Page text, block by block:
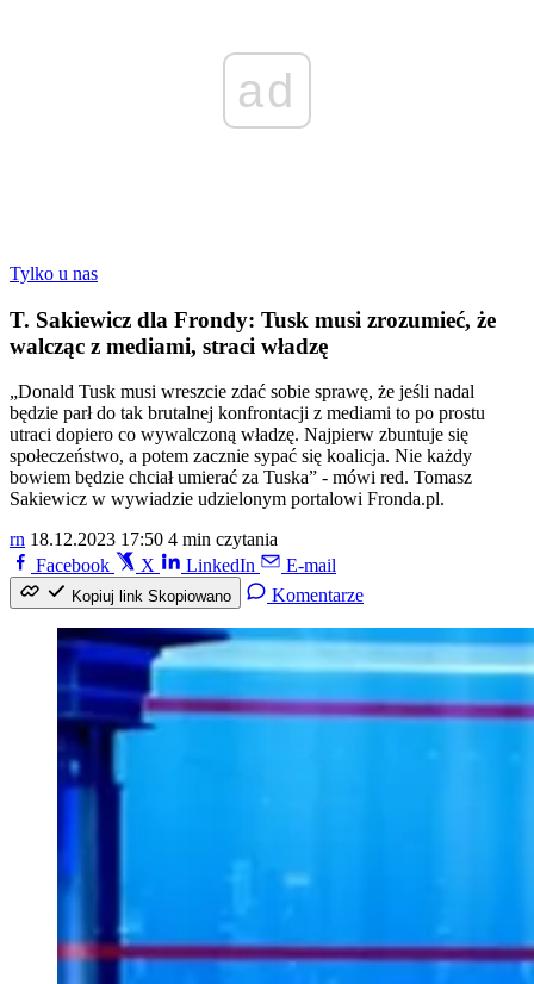
ad
Tylko u nas
T. Sakiewicz dla Frondy: Tusk musi zrozumieć, że
walcząc z mediami, straci władzę
„Donald Tusk musi wreszcie zdać sobie sprawę, że jeśli nadal
będzie parł do tak brutalnej konfrontacji z mediami to po prostu
utraci dopiero co wywalczoną władzę. Najpierw zbuntuje się
społeczeństwo, a potem zacznie sypać się koalicja. Nie każdy
bowiem będzie chciał umierać za Tuska” - mówi red. Tomasz
Sakiewicz w wywiadzie udzielonym portalowi Fronda.pl.
rn 18.12.2023 17:50 4 min czytania
Facebook
X LinkedIn E-mail
Kopiuj link Skopiowano Komentarze